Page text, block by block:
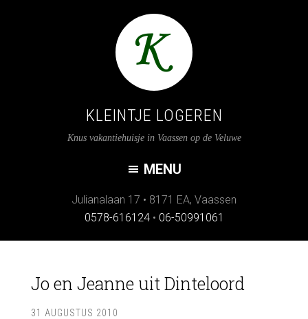
KLEINTJE LOGEREN
Knus vakantiehuisje in Vaassen op de Veluwe
Julianalaan 17 • 8171 EA, Vaassen
0578-616124 • 06-50991061
Jo en Jeanne uit Dinteloord
31 AUGUSTUS 2010